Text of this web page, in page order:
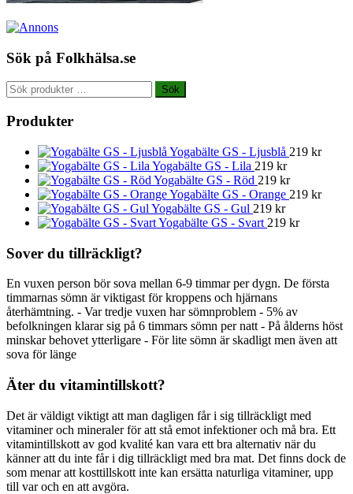
Sök på Folkhälsa.se
Sök
efter:
Sök
Produkter
Yogabälte GS - Ljusblå 219 kr
Yogabälte GS - Lila 219 kr
Yogabälte GS - Röd 219 kr
Yogabälte GS - Orange 219 kr
Yogabälte GS - Gul 219 kr
Yogabälte GS - Svart 219 kr
Sover du tillräckligt?
En vuxen person bör sova mellan 6-9 timmar per dygn. De första
timmarnas sömn är viktigast för kroppens och hjärnans
återhämtning. - Var tredje vuxen har sömnproblem - 5% av
befolkningen klarar sig på 6 timmars sömn per natt - På ålderns höst
minskar behovet ytterligare - För lite sömn är skadligt men även att
sova för länge
Äter du vitamintillskott?
Det är väldigt viktigt att man dagligen får i sig tillräckligt med
vitaminer och mineraler för att stå emot infektioner och må bra. Ett
vitamintillskott av god kvalité kan vara ett bra alternativ när du
känner att du inte får i dig tillräckligt med bra mat. Det finns dock de
som menar att kosttillskott inte kan ersätta naturliga vitaminer, upp
till var och en att avgöra.